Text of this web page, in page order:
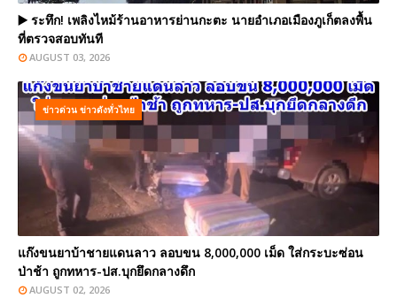
▶️ ระทึก! เพลิงไหม้ร้านอาหารย่านกะตะ นายอำเภอเมืองภูเก็ตลงพื้น
ที่ตรวจสอบทันที
AUGUST 03, 2026
ข่าวด่วน ข่าวดังทั่วไทย
แก๊งขนยาบ้าชายแดนลาว ลอบขน 8,000,000 เม็ด ใส่กระบะซ่อน
ป่าช้า ถูกทหาร-ปส.บุกยึดกลางดึก
AUGUST 02, 2026